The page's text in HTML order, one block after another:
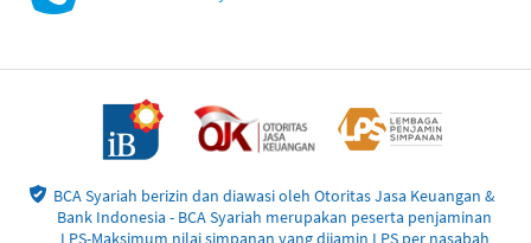
BCA Syariah berizin dan diawasi oleh Otoritas Jasa Keuangan &
Bank Indonesia - BCA Syariah merupakan peserta penjaminan
LPS-Maksimum nilai simpanan yang dijamin LPS per nasabah